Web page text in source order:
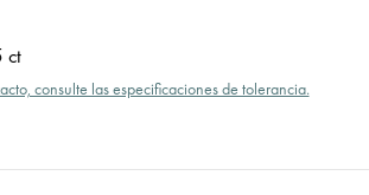
ct
consulte las especificaciones de tolerancia.